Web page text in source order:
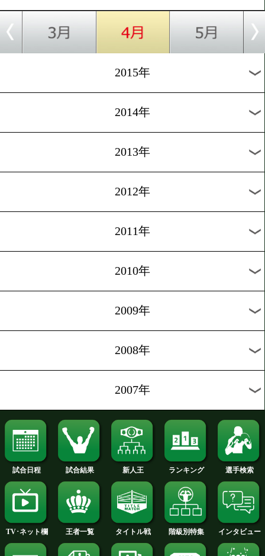
2018年
2017年
2016年
2014年
2013年
2012年
2011年
2010年
2009年